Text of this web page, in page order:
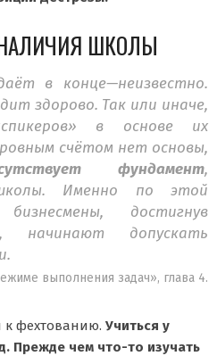
ШКОЛЫ
в конце—неизвестно.
здорово. Так или иначе,
в основе их
счётом нет основы,
фундамент,
школы. Именно по этой
достигнув
начинают допускать
выполнения задач», глава 4.
фехтованию. Учиться у
Прежде чем что-то изучать